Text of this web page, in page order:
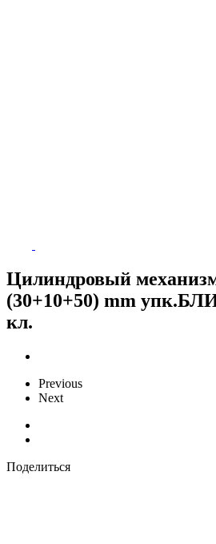
Цилиндровый
(30+10+50) mm
кл.
Previous
Next
Поделиться